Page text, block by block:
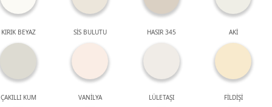
KIRIK BEYAZ SİS BULUTU HASIR 345 AKİ
ÇAKILLI KUM VANİLYA LÜLETAŞI FİLDİŞİ